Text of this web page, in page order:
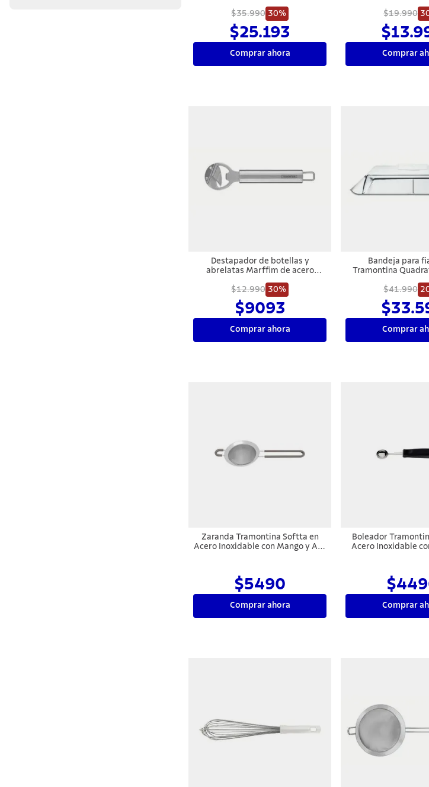
$35.990 30%
$25.193
Comprar ahora
$19.990
Comprar
Destapador de botellas y
abrelatas Marffim de acero
$12.990 30%
$9093
Comprar ahora
Bandeja para
Tramontina
$41.990
Comprar
Zaranda Tramontina Softta en
Acero Inoxidable con Mango y Asa
$5490
Comprar ahora
Boleador
Acero Inoxidable
Comprar